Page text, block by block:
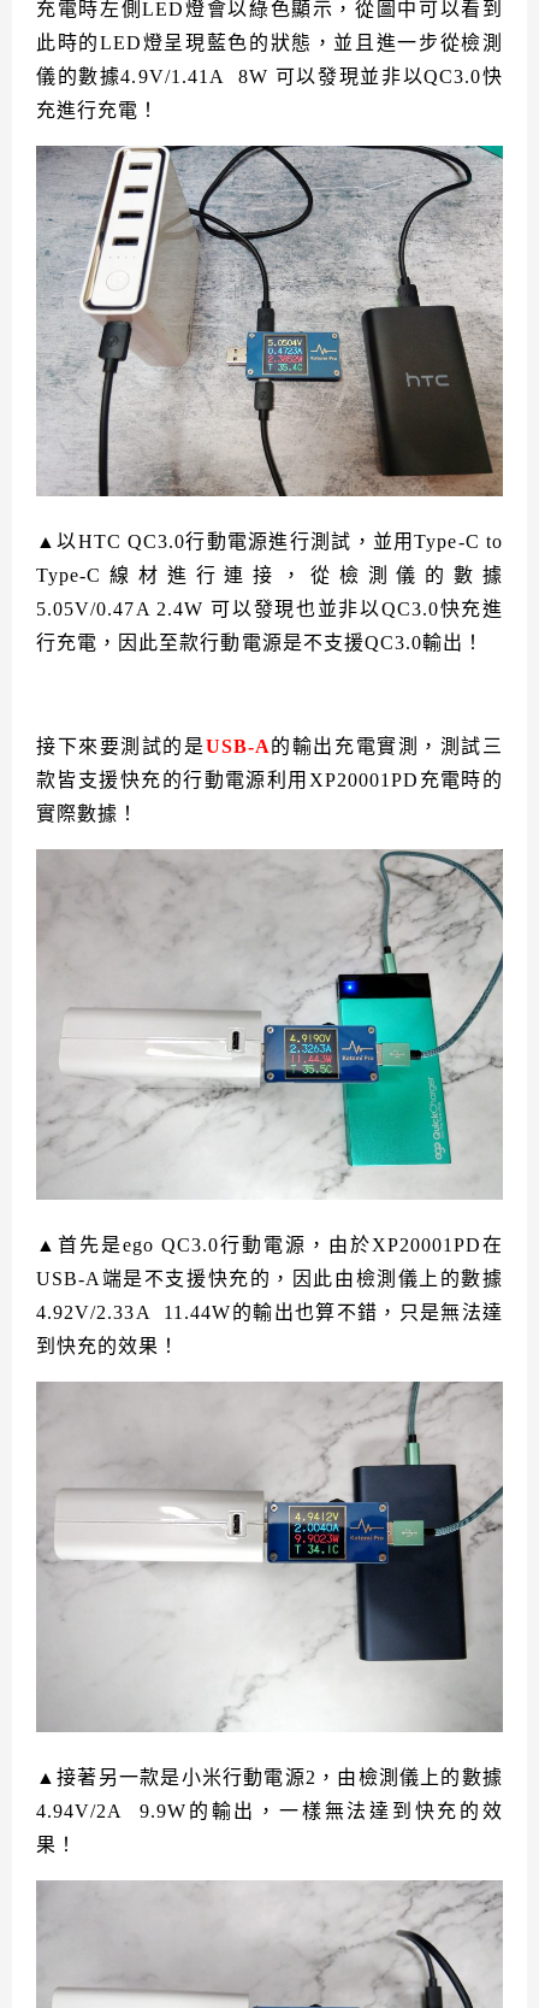
充電時左側LED燈會以綠色顯示，從圖中可以看到
此時的LED燈呈現藍色的狀態，並且進一步從檢測
儀的數據4.9V/1.41A 8W 可以發現並非以QC3.0快
充進行充電！
▲以HTC QC3.0行動電源進行測試，並用Type-C to
Type-C線材進行連接，從檢測儀的數據
5.05V/0.47A 2.4W 可以發現也並非以QC3.0快充進
行充電，因此至款行動電源是不支援QC3.0輸出！
接下來要測試的是USB-A的輸出充電實測，測試三
款皆支援快充的行動電源利用XP20001PD充電時的
實際數據！
▲首先是ego QC3.0行動電源，由於XP20001PD在
USB-A端是不支援快充的，因此由檢測儀上的數據
4.92V/2.33A 11.44W的輸出也算不錯，只是無法達
到快充的效果！
▲接著另一款是小米行動電源2，由檢測儀上的數據
4.94V/2A 9.9W的輸出，一樣無法達到快充的效
果！